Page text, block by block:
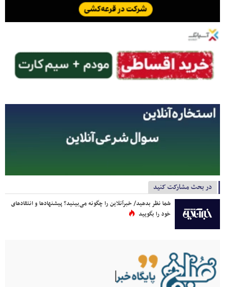
در بحث مشارکت کنید
شما نظر بدهید/ خبرآنلاین را چگونه می‌بینید؟ پیشنهادها و انتقادهای
خود را بگویید